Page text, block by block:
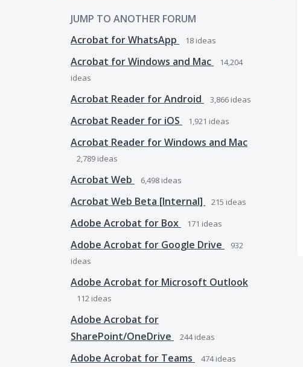
JUMP TO ANOTHER FORUM
Acrobat for WhatsApp
18 ideas
Acrobat for Windows and Mac
14,204
ideas
Acrobat Reader for Android 3,866 ideas
Acrobat Reader for iOS 1,921 ideas
Acrobat Reader for Windows and Mac
2,789 ideas
Acrobat Web 6,498 ideas
Acrobat Web Beta [Internal] 215 ideas
Adobe Acrobat for Box 171 ideas
Adobe Acrobat for Google Drive
932
ideas
Adobe Acrobat for Microsoft Outlook
112 ideas
Adobe Acrobat for
SharePoint/OneDrive
244ideas
Adobe Acrobat for Teams 474ideas